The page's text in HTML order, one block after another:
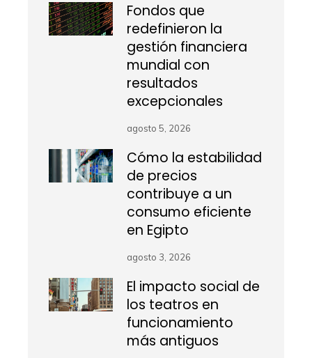
Fondos que
redefinieron la
gestión financiera
mundial con
resultados
excepcionales
agosto 5, 2026
Cómo la estabilidad
de precios
contribuye a un
consumo eficiente
en Egipto
agosto 3, 2026
El impacto social de
los teatros en
funcionamiento
más antiguos